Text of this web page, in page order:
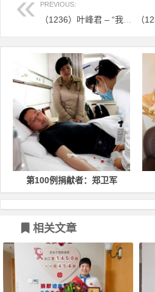
PREVIOUS:
文章导航
第100例捐献者：郑卫军
相关文章